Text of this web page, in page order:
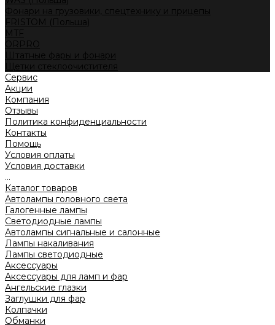
Фонари на грузовики, спецтехнику и прицепы
FRISTOM (Польша)
MTF
ORPRO
Штатные фары и фонари
Щетки стеклоочистителя
Сервис
Акции
Компания
Отзывы
Политика конфиденциальности
Контакты
Помощь
Условия оплаты
Условия доставки
...
Каталог товаров
Автолампы головного света
Галогенные лампы
Светодиодные лампы
Автолампы сигнальные и салонные
Лампы накаливания
Лампы светодиодные
Аксессуары
Аксессуары для ламп и фар
Ангельские глазки
Заглушки для фар
Колпачки
Обманки